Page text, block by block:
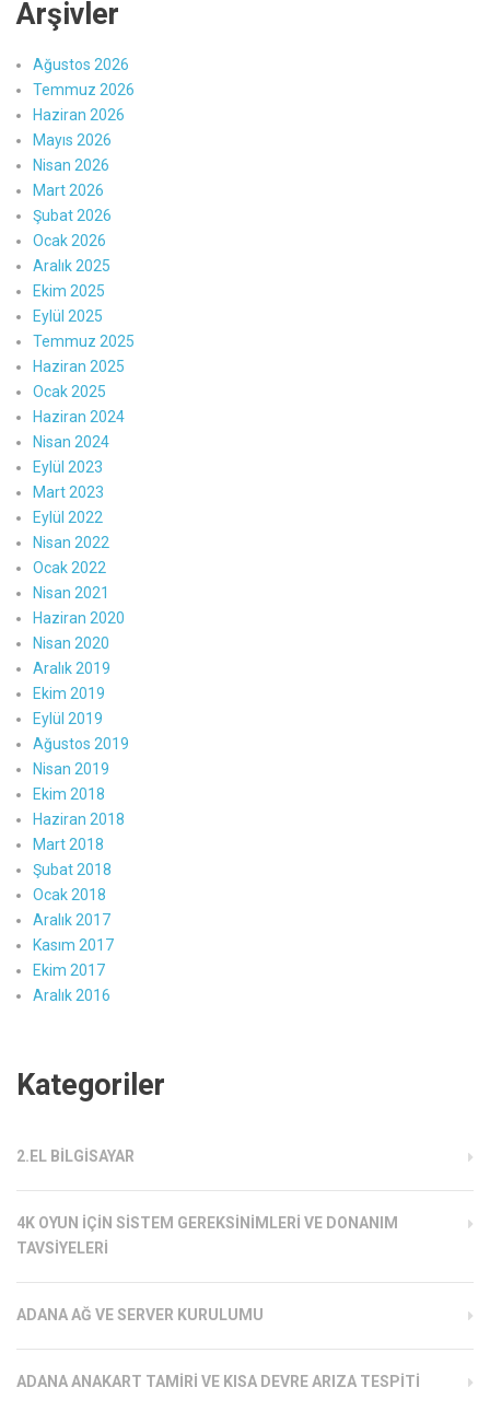
Arşivler
Ağustos 2026
Temmuz 2026
Haziran 2026
Mayıs 2026
Nisan 2026
Mart 2026
Şubat 2026
Ocak 2026
Aralık 2025
Ekim 2025
Eylül 2025
Temmuz 2025
Haziran 2025
Ocak 2025
Haziran 2024
Nisan 2024
Eylül 2023
Mart 2023
Eylül 2022
Nisan 2022
Ocak 2022
Nisan 2021
Haziran 2020
Nisan 2020
Aralık 2019
Ekim 2019
Eylül 2019
Ağustos 2019
Nisan 2019
Ekim 2018
Haziran 2018
Mart 2018
Şubat 2018
Ocak 2018
Aralık 2017
Kasım 2017
Ekim 2017
Aralık 2016
Kategoriler
2.EL BILGISAYAR
4K OYUN İÇIN SISTEM GEREKSINIMLERI VE DONANIM
TAVSIYELERI
ADANA AĞ VE SERVER KURULUMU
ADANA ANAKART TAMIRI VE KISA DEVRE ARIZA TESPITI